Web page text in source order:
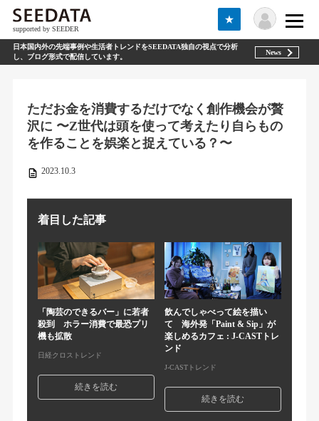
supported by SEEDER
★
日本国内外の先端事例や生活者トレンドをSEEDATA独自の視点で分析
し、ブログ形式で配信しています。
News
ただお金を消費するだけでなく創作機会が贅
沢に 〜Z世代は頭を使って考えたり自らもの
を作ることを娯楽と捉えている？〜
2023.10.3
着目した記事
「陶芸のできるバー」に若者
殺到 ホラー消費で最恐プリ
機も拡散
日経クロストレンド
続きを読む
飲んでしゃべって絵を描い
て 海外発「Paint & Sip」が
楽しめるカフェ : J-CASTトレ
ンド
J-CASTトレンド
続きを読む